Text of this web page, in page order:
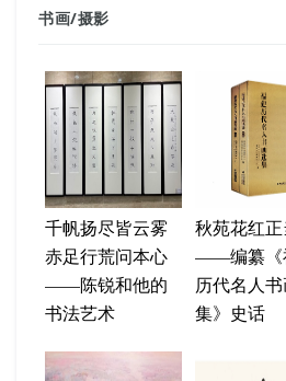
书画/摄影
千帆扬尽皆云雾
赤足行荒问本心
——陈锐和他的
书法艺术
秋苑花红
——编纂《
历代名人
集》史话